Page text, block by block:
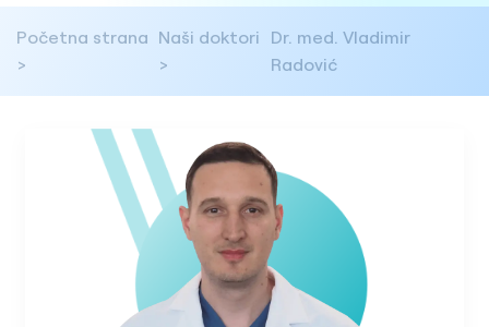
Početna strana Naši doktori Dr. med. Vladimir
Radović